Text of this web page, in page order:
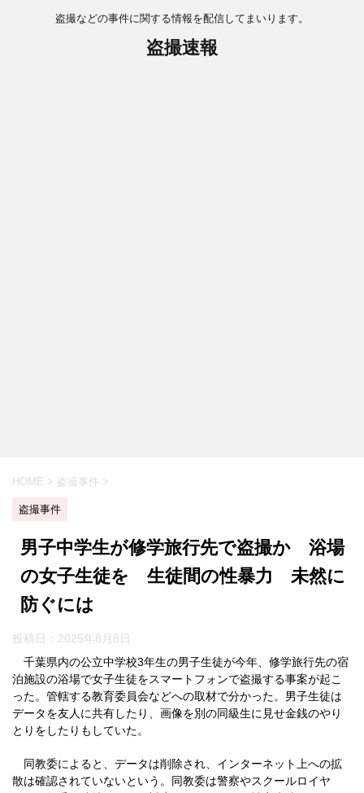
盗撮などの事件に関する情報を配信してまいります。
盗撮速報
HOME > 盗撮事件 >
盗撮事件
男子中学生が修学旅行先で盗撮か 浴場
の女子生徒を 生徒間の性暴力 未然に
防ぐには
投稿日： 2025年8月8日
千葉県内の公立中学校3年生の男子生徒が今年、修学旅行先の宿
泊施設の浴場で女子生徒をスマートフォンで盗撮する事案が起こ
った。管轄する教育委員会などへの取材で分かった。男子生徒は
データを友人に共有したり、画像を別の同級生に見せ金銭のやり
とりをしたりもしていた。
同教委によると、データは削除され、インターネット上への拡
散は確認されていないという。同教委は警察やスクールロイヤ